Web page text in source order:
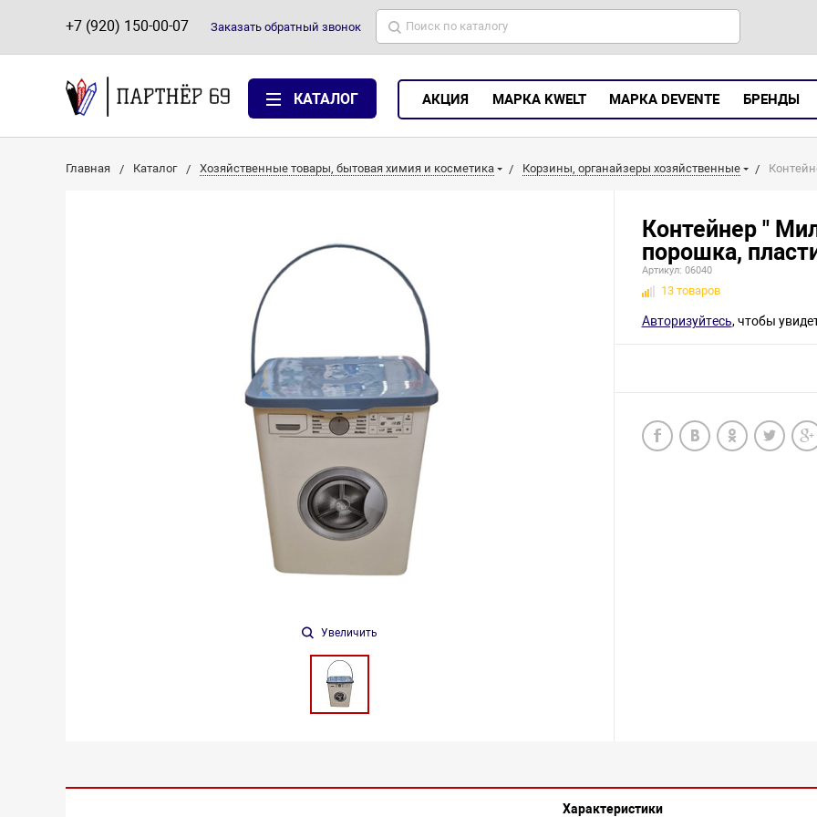
+7 (920) 150-00-07 Заказать обратный звонок
КАТАЛОГ АКЦИЯ МАРКА KWELT МАРКА DEVENTE БРЕНДЫ
Главная Каталог Хозяйственные товары, бытовая химия и косметика Корзины, органайзеры хозяйственные
Увеличить
Контейнер "
порошка,
Артикул: 06040
13 товаров
Авторизуйтесь, чтобы
Характеристики